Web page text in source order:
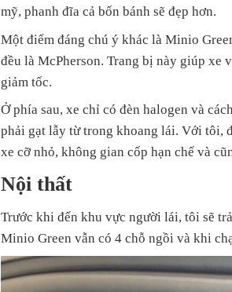
mỹ, phanh đĩa cả bốn bánh sẽ đẹp hơn.
Một điểm đáng chú ý khác là Minio
đều là McPherson. Trang bị này giúp xe
giảm tốc.
Ở phía sau, xe chỉ có đèn halogen và
phải gạt lẫy từ trong khoang lái. Với tôi,
xe cỡ nhỏ, không gian cốp hạn chế và
Nội thất
Trước khi đến khu vực người lái, tôi sẽ
Minio Green vẫn có 4 chỗ ngồi và khi